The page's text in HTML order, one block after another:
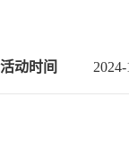
活动时间 2024-